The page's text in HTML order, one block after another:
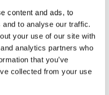
content and ads, to
to analyse our traffic.
your use of our site with
analytics partners who
that you’ve
collected from your use
0.7